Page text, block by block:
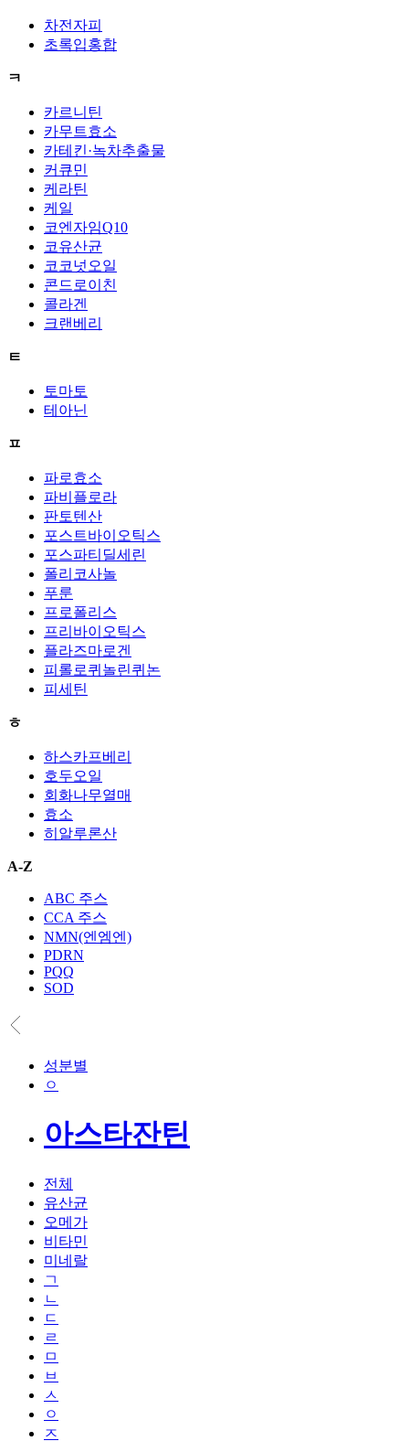
차전자피
초록입홍합
ㅋ
카르니틴
카무트효소
카테킨·녹차추출물
커큐민
케라틴
케일
코엔자임Q10
코유산균
코코넛오일
콘드로이친
콜라겐
크랜베리
ㅌ
토마토
테아닌
ㅍ
파로효소
파비플로라
판토텐산
포스트바이오틱스
포스파티딜세린
폴리코사놀
푸룬
프로폴리스
프리바이오틱스
플라즈마로겐
피롤로퀴놀린퀴논
피세틴
ㅎ
하스카프베리
호두오일
회화나무열매
효소
히알루론산
A-Z
ABC 주스
CCA 주스
NMN(엔엠엔)
PDRN
PQQ
SOD
성분별
ㅇ
아스타잔틴
전체
유산균
오메가
비타민
미네랄
ㄱ
ㄴ
ㄷ
ㄹ
ㅁ
ㅂ
ㅅ
ㅇ
ㅈ